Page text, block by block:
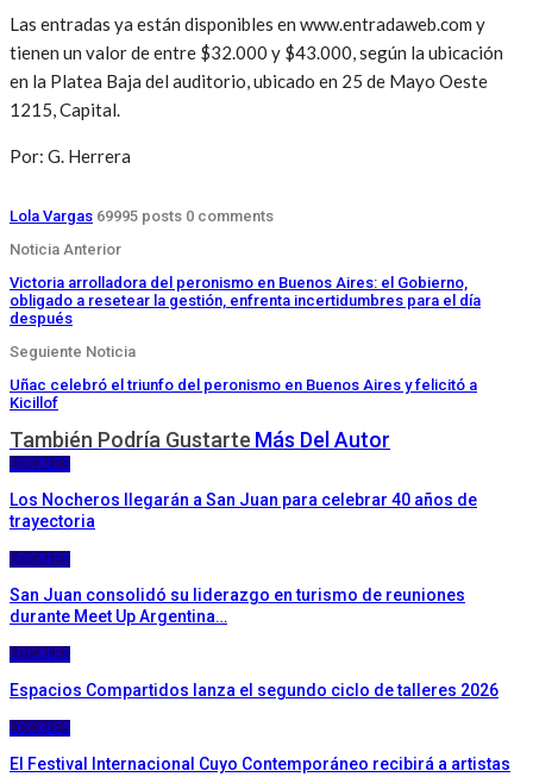
Las entradas ya están disponibles en www.entradaweb.com y
tienen un valor de entre $32.000 y $43.000, según la ubicación
en la Platea Baja del auditorio, ubicado en 25 de Mayo Oeste
1215, Capital.
Por: G. Herrera
Lola Vargas 69995 posts 0 comments
Noticia Anterior
Victoria arrolladora del peronismo en Buenos Aires: el Gobierno,
obligado a resetear la gestión, enfrenta incertidumbres para el día
después
Seguiente Noticia
Uñac celebró el triunfo del peronismo en Buenos Aires y felicitó a
Kicillof
También Podría Gustarte Más Del Autor
LOCALES
Los Nocheros llegarán a San Juan para celebrar 40 años de
trayectoria
LOCALES
San Juan consolidó su liderazgo en turismo de reuniones
durante Meet Up Argentina…
LOCALES
Espacios Compartidos lanza el segundo ciclo de talleres 2026
LOCALES
El Festival Internacional Cuyo Contemporáneo recibirá a artistas